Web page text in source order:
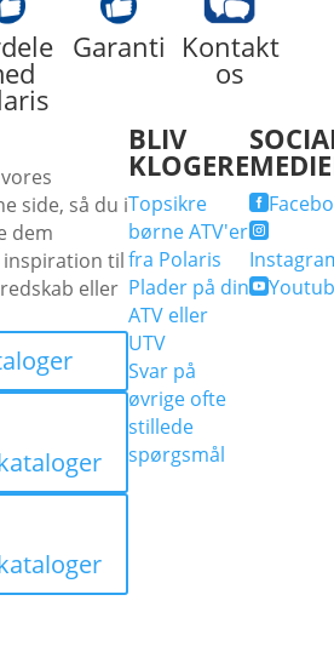
Garanti Kontakt
os
side, så du i
dem
inspiration til
eller
BLIV
KLOGERE
Topsikre
børne ATV'er
fra Polaris
Plader på din
ATV eller
UTV
Svar på
øvrige ofte
stillede
spørgsmål


